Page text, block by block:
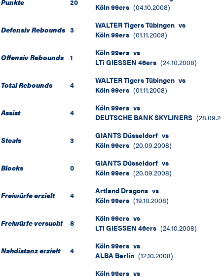
Punkte 20
Köln 99ers (04.10.2008)
Defensiv Rebounds 3 WALTER Tigers Tübingen vs
Köln 99ers (01.11.2008)
Offensiv Rebounds 1 Köln 99ers vs
LTi GIESSEN 46ers (24.10.2008)
Total Rebounds 4 WALTER Tigers Tübingen vs
Köln 99ers (01.11.2008)
Assist 4 Köln 99ers vs
DEUTSCHE BANK SKYLINERS (
Steals 3 GIANTS Düsseldorf vs
Köln 99ers (20.09.2008)
Blocks 0 GIANTS Düsseldorf vs
Köln 99ers (20.09.2008)
Freiwürfe erzielt 4 Artland Dragons vs
Köln 99ers (19.10.2008)
Freiwürfe versucht 8 Köln 99ers vs
LTi GIESSEN 46ers (24.10.2008)
Nahdistanz erzielt 4 Köln 99ers vs
ALBA Berlin (12.10.2008)
Köln 99ers vs